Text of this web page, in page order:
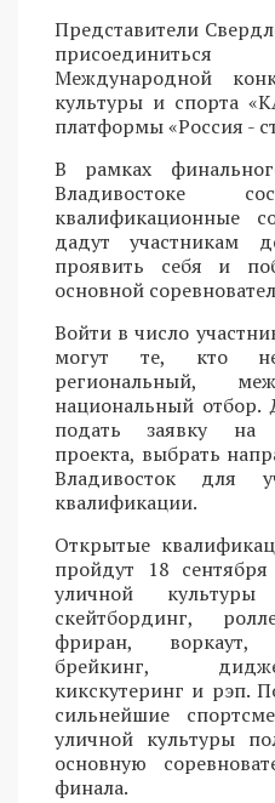
Представители
Международной
культуры и спорта
платформы «Россия -
В рамках
Владивостоке
квалификационные
дадут участникам
проявить себя и
основной
Войти в число
могут те, кто
региональный,
национальный отбор.
подать заявку на
проекта, выбрать
Владивосток для
квалификации.
Открытые
пройдут 18
уличной
скейтбординг,
фриран, воркаут,
брейкинг,
кикскутеринг и рэп.
сильнейшие
уличной культуры
основную
финала.